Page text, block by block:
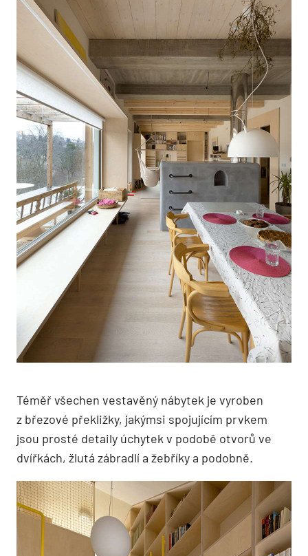
Téměř všechen vestavěný nábytek je vyroben
z březové překližky, jakýmsi spojujícím prvkem
jsou prosté detaily úchytek v podobě otvorů ve
dvířkách, žlutá zábradlí a žebříky a podobně.